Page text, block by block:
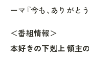
ーマ『今も、ありがと
＜番組情報＞
本好きの下剋上 領主